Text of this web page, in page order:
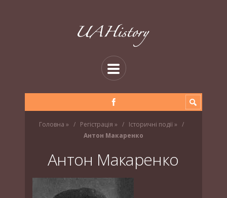
Головна » Регістрація » Історичні події»
Антон Макаренко
Антон Макаренко